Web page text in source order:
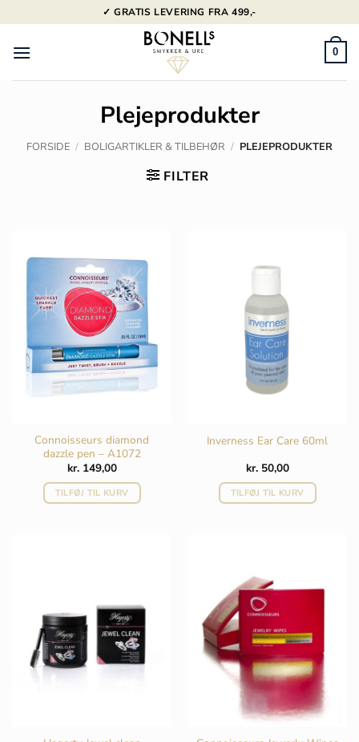
til
indhold
✓ GRATIS LEVERING FRA 499,-
0
Plejeprodukter
FORSIDE / BOLIGARTIKLER & TILBEHØR / PLEJEPRODUKTER
FILTER
Connoisseurs diamond
dazzle pen – A1072
kr.149,00
TILFØJ TIL KURV
Inverness Ear Care 60ml
kr.50,00
TILFØJ TIL KURV